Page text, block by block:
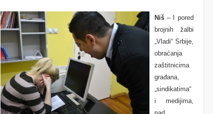
Niš – I pored
brojnih žalbi
„Vladi“ Srbije,
obraćanja
zaštitnicima
građana,
„sindikatima“
i medijima,